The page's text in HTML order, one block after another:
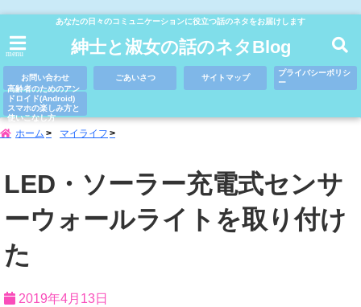
あなたの日々のコミュニケーションに役立つ話のネタをお届けします
menu 紳士と淑女の話のネタBlog
お問い合わせ ごあいさつ サイトマップ
プライバシーポリシ
ー
高齢者のためのアン
ドロイド(Android)
スマホの楽しみ方と
使いこなし方
ホーム マイライフ
LED・ソーラー充電式センサ
ーウォールライトを取り付け
た
2019年4月13日